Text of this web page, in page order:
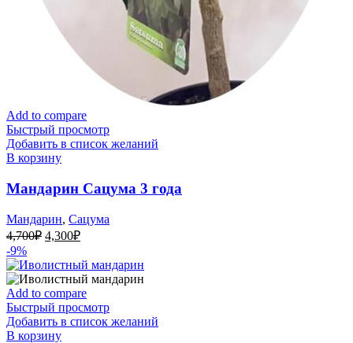
Add to compare
Быстрый просмотр
Добавить в список желаний
В корзину
Мандарин Сацума 3 года
Мандарин, Сацума
4,700₽ Первоначальная
составляла
4,700₽.
4,300₽Текущая
4,300₽.
-9%
Add to compare
Быстрый просмотр
Добавить в список желаний
В корзину